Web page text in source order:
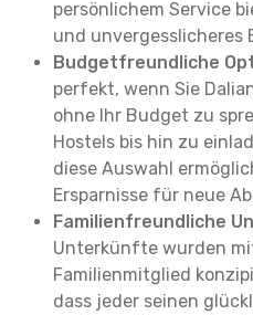
persönlichem Service
und unvergesslicheres
Budgetfreundliche
perfekt, wenn Sie
ohne Ihr Budget zu
Hostels bis hin zu
diese Auswahl
Ersparnisse für neue
Familienfreundliche
Unterkünfte wurden
Familienmitglied
dass jeder seinen